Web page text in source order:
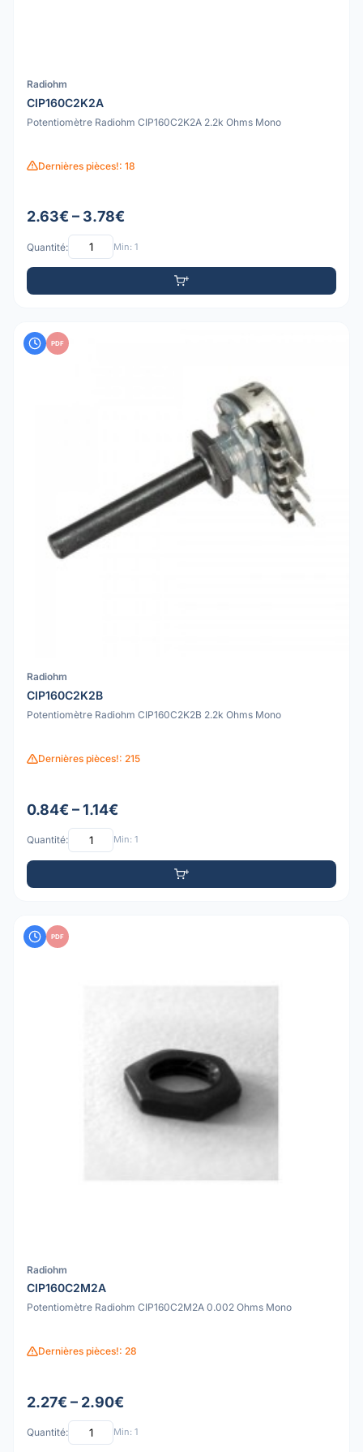
Radiohm
CIP160C2K2A
Potentiomètre Radiohm CIP160C2K2A 2.2k Ohms Mono
Dernières pièces!: 18
2.63€ – 3.78€
Quantité: Min: 1
PDF
Radiohm
CIP160C2K2B
Potentiomètre Radiohm CIP160C2K2B 2.2k Ohms Mono
Dernières pièces!: 215
0.84€ – 1.14€
Quantité: Min: 1
PDF
Radiohm
CIP160C2M2A
Potentiomètre Radiohm CIP160C2M2A 0.002 Ohms Mono
Dernières pièces!: 28
2.27€ – 2.90€
Quantité: Min: 1